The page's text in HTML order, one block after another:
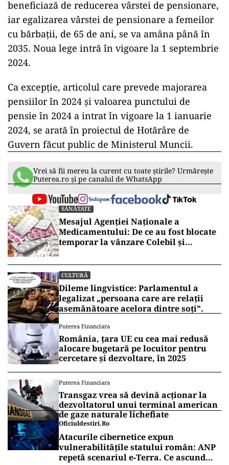
beneficiază de reducerea vârstei de pensionare,
iar egalizarea vârstei de pensionare a femeilor
cu bărbații, de 65 de ani, se va amâna până în
2035. Noua lege intră în vigoare la 1 septembrie
2024.
Ca excepție, articolul care prevede majorarea
pensiilor în 2024 și valoarea punctului de
pensie în 2024 a intrat în vigoare la 1 ianuarie
2024, se arată în proiectul de Hotărâre de
Guvern făcut public de Ministerul Muncii.
Vrei să fii mereu la curent cu toate știrile? Urmărește
Puterea.ro și pe canalul de WhatsApp
SĂNĂTATE
Mesajul Agenției Naționale a
Medicamentului: De ce au fost blocate
temporar la vânzare Colebil și
CULTURĂ
Dileme lingvistice: Parlamentul a
legalizat „persoana care are relații
asemănătoare acelora dintre soți”.
Puterea Financiara
România, țara UE cu cea mai redusă
alocare bugetară pe locuitor pentru
cercetare și dezvoltare, în 2025
Puterea Financiara
Transgaz vrea să devină acționar la
dezvoltatorul unui terminal american
de gaze naturale lichefiate
Oficiuldestiri.ro
Atacurile cibernetice expun
vulnerabilitățile statului român: ANP
repetă scenariul e‑Terra. Ce ascund